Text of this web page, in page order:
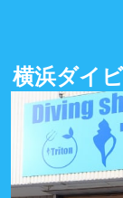
横浜ダイ